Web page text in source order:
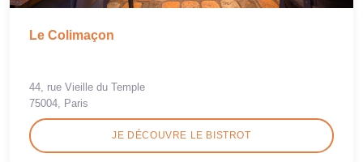
Le Colimaçon
44, rue Vieille du Temple
75004, Paris
JE DÉCOUVRE LE BISTROT